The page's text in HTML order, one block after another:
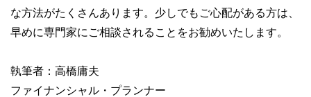
な方法がたくさんあります。少しでもご心配がある方は、
早めに専門家にご相談されることをお勧めいたします。
執筆者：高橋庸夫
ファイナンシャル・プランナー